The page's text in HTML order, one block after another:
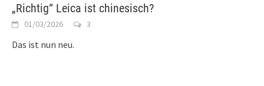
„Richtig“ Leica ist chinesisch?
01/03/2026 3
Das ist nun neu.